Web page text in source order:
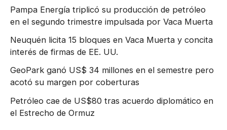
Pampa Energía triplicó su producción de petróleo
en el segundo trimestre impulsada por Vaca Muerta
Neuquén licita 15 bloques en Vaca Muerta y concita
interés de firmas de EE. UU.
GeoPark ganó US$ 34 millones en el semestre pero
acotó su margen por coberturas
Petróleo cae de US$80 tras acuerdo diplomático en
el Estrecho de Ormuz